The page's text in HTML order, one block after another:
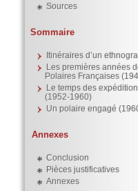
Sources
Sommaire
Itinéraires d’un
Les premières années
Polaires Françaises
Le temps des
(1952-1960)
Un polaire engagé
Annexes
Conclusion
Pièces justificatives
Annexes